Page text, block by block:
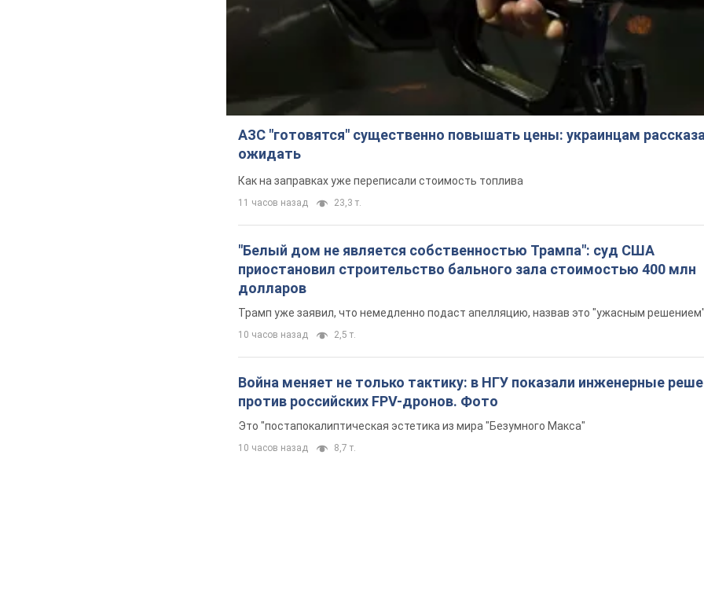
АЗС "готовятся" существенно повышать цены: украинцам
ожидать
Как на заправках уже переписали стоимость топлива
11 часов назад 23,3 т.
"Белый дом не является собственностью Трампа": суд США
приостановил строительство бального зала стоимостью 400 млн
долларов
Трамп уже заявил, что немедленно подаст апелляцию, назвав это "ужасным
10 часов назад 2,5 т.
Война меняет не только тактику: в НГУ показали инженерные
против российских FPV-дронов. Фото
Это "постапокалиптическая эстетика из мира "Безумного Макса"
10 часов назад 8,7 т.